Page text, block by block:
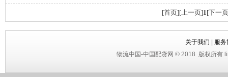
[首页][上一页]1[下一
关于我们
服务
物流中国-中国配货网 © 2018 版权所有